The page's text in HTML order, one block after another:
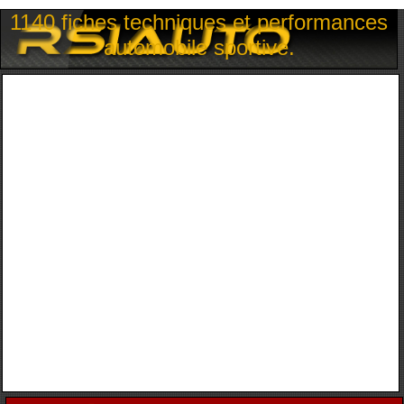
1140 fiches techniques et performances
automobile sportive.